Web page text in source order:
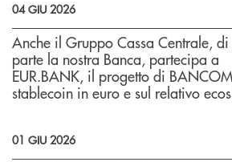
04 GIU 2026
Anche il Gruppo Cassa Centrale,
parte la nostra Banca, partecipa a
EUR.BANK, il progetto di
stablecoin in euro e sul relativo
01 GIU 2026